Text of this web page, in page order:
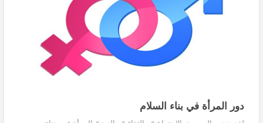
دور المرأة في بناء السلام